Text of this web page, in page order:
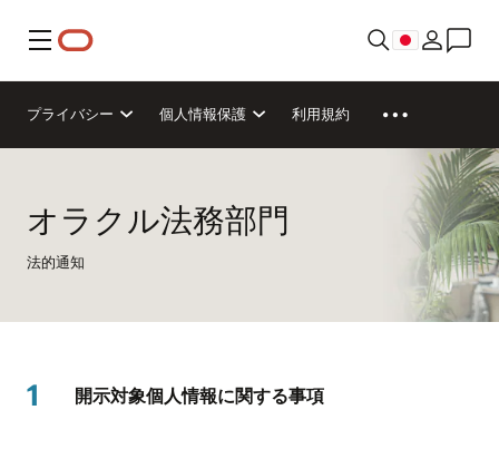
メニュー
プライバシー 個人情報保護 利用規約
オラクル法務部門
法的通知
1 開示対象個人情報に関する事項